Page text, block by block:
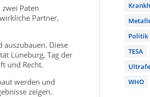
Paten
Partner,
auszubauen. Diese
Lüneburg, Tag der
und Recht.
werden und
zeigen.
Politik
TESA
WHO